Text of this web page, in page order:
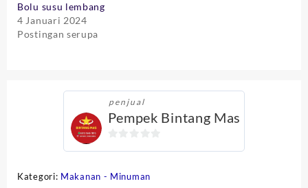
Bolu susu lembang
4 Januari 2024
Postingan serupa
penjual
Pempek Bintang Mas
of
Kategori: Makanan - Minuman